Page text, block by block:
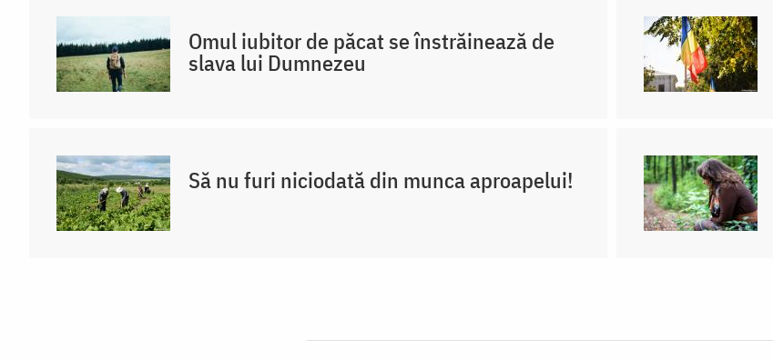
Omul iubitor de păcat se înstrăinează de
slava lui Dumnezeu
Să nu furi niciodată din munca aproapelui!